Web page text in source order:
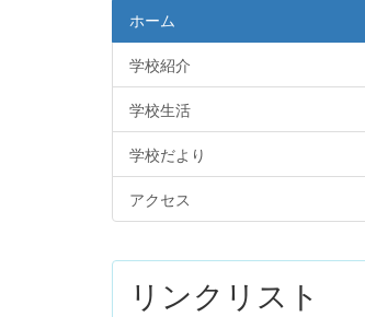
ホーム
学校紹介
学校生活
学校だより
アクセス
リンクリスト